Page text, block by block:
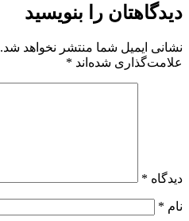
دیدگاهتان را بنویسید
نشانی ایمیل شما منتشر نخواهد شد.
علامت‌گذاری شده‌اند *
دیدگاه *
نام *